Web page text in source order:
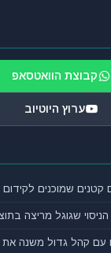
קבוצת הוואטסאפ
ערוץ היוטיוב
שמוכנים לקידום
עם קהל גדול משנה